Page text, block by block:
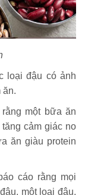
loại đậu có ảnh
ăn.
một bữa ăn
cảm giác no
ăn giàu protein
cáo rằng mọi
một loại đậu,